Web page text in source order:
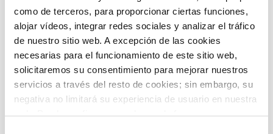
como de terceros, para proporcionar ciertas funciones,
alojar vídeos, integrar redes sociales y analizar el tráfico
de nuestro sitio web. A excepción de las cookies
necesarias para el funcionamiento de este sitio web,
solicitaremos su consentimiento para mejorar nuestros
servicios a través del resto de cookies; sin embargo, su
negativa no limitará su experiencia de usuario en nuestra
web. Puede configurar o rechazar de forma
Concienciemos sobre los mitos del Alzheimer
en Pineda de Mar en una charla organizada
por Accent Social y el Ayuntamiento.
3 Leer más